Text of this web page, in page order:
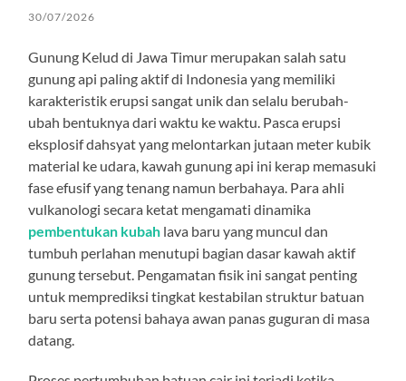
30/07/2026
Gunung Kelud di Jawa Timur merupakan salah satu
gunung api paling aktif di Indonesia yang memiliki
karakteristik erupsi sangat unik dan selalu berubah-
ubah bentuknya dari waktu ke waktu. Pasca erupsi
eksplosif dahsyat yang melontarkan jutaan meter kubik
material ke udara, kawah gunung api ini kerap memasuki
fase efusif yang tenang namun berbahaya. Para ahli
vulkanologi secara ketat mengamati dinamika
pembentukan kubah lava baru yang muncul dan
tumbuh perlahan menutupi bagian dasar kawah aktif
gunung tersebut. Pengamatan fisik ini sangat penting
untuk memprediksi tingkat kestabilan struktur batuan
baru serta potensi bahaya awan panas guguran di masa
datang.